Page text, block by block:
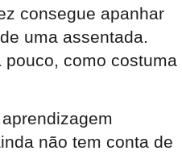
consegue apanhar
uma assentada.
como costuma
não tem conta de